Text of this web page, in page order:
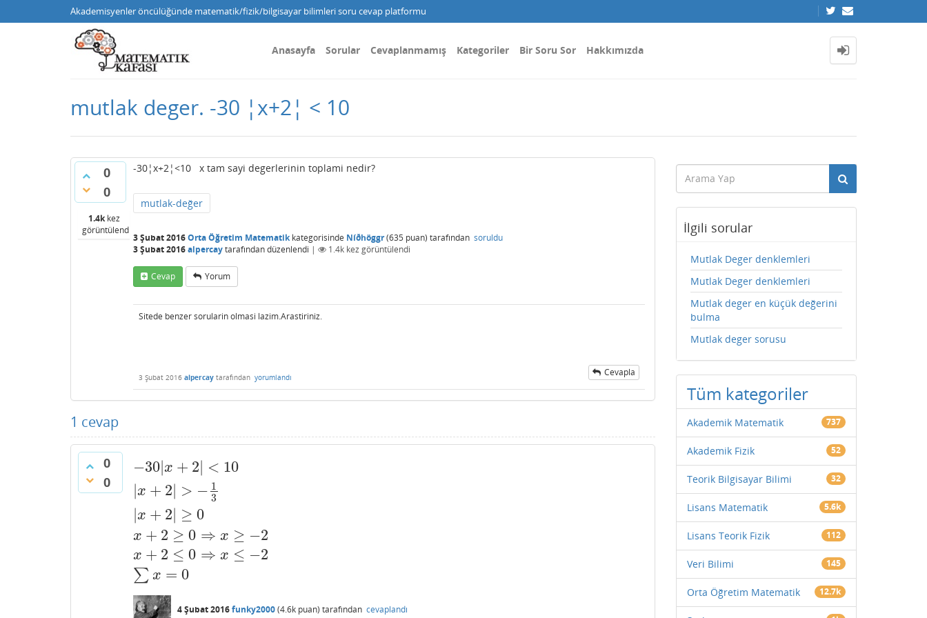
Akademisyenler öncülüğünde matematik/fizik/bilgisayar bilimleri soru cevap platformu
Anasayfa Sorular Cevaplanmamış Kategoriler Bir Soru Sor Hakkımızda
mutlak deger. -30 ¦x+2¦ < 10
0
0
1.4kkez
görüntülendi
-30¦x+2¦<10 x tam sayi degerlerinin toplami nedir?
mutlak-değer
3 Şubat 2016Orta Öğretim Matematikkategorisinde Níðhöggr(635 puan) tarafından soruldu
3 Şubat 2016alpercaytarafındandüzenlendi | 1.4k kez görüntülendi
Cevap Yorum
Sitede benzer sorularin olmasi lazim.Arastiriniz.
3 Şubat 2016 alpercay tarafından yorumlandı Cevapla
1 cevap
0
0
−30|x + 2| < 10
x + 2 > − 1
3
x + 2 ≥ 0
x + 2 ≥ 0 ⇒ x ≥ −2
x + 2 ≤ 0 ⇒ x ≤ −2
∑ x = 0
−30| x+ 2| <10 |x +2|
4 Şubat 2016funky2000(4.6k puan) tarafından cevaplandı
İlgili sorular
Mutlak Deger denklemleri
Mutlak Deger denklemleri
Mutlak deger en küçük değerini
bulma
Mutlak deger sorusu
Tüm kategoriler
Akademik Matematik 737
Akademik Fizik 52
Teorik Bilgisayar Bilimi 32
Lisans Matematik 5.6k
Lisans Teorik Fizik 112
Veri Bilimi 145
Orta Öğretim Matematik 12.7k